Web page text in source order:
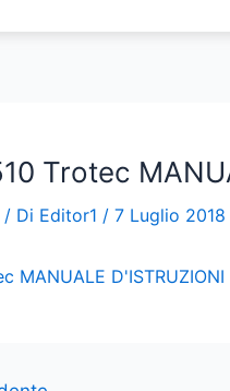
Trotec
/ Di Editor1 / 7 Luglio 2018
MANUALE D'ISTRUZIONI